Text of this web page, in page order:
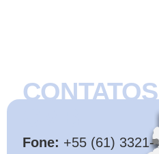
CONTATOS
Fone: +55 (61) 3321-